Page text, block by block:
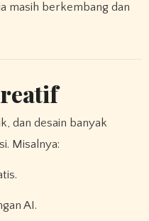
masih berkembang dan
dan desain banyak
Misalnya:
AI.